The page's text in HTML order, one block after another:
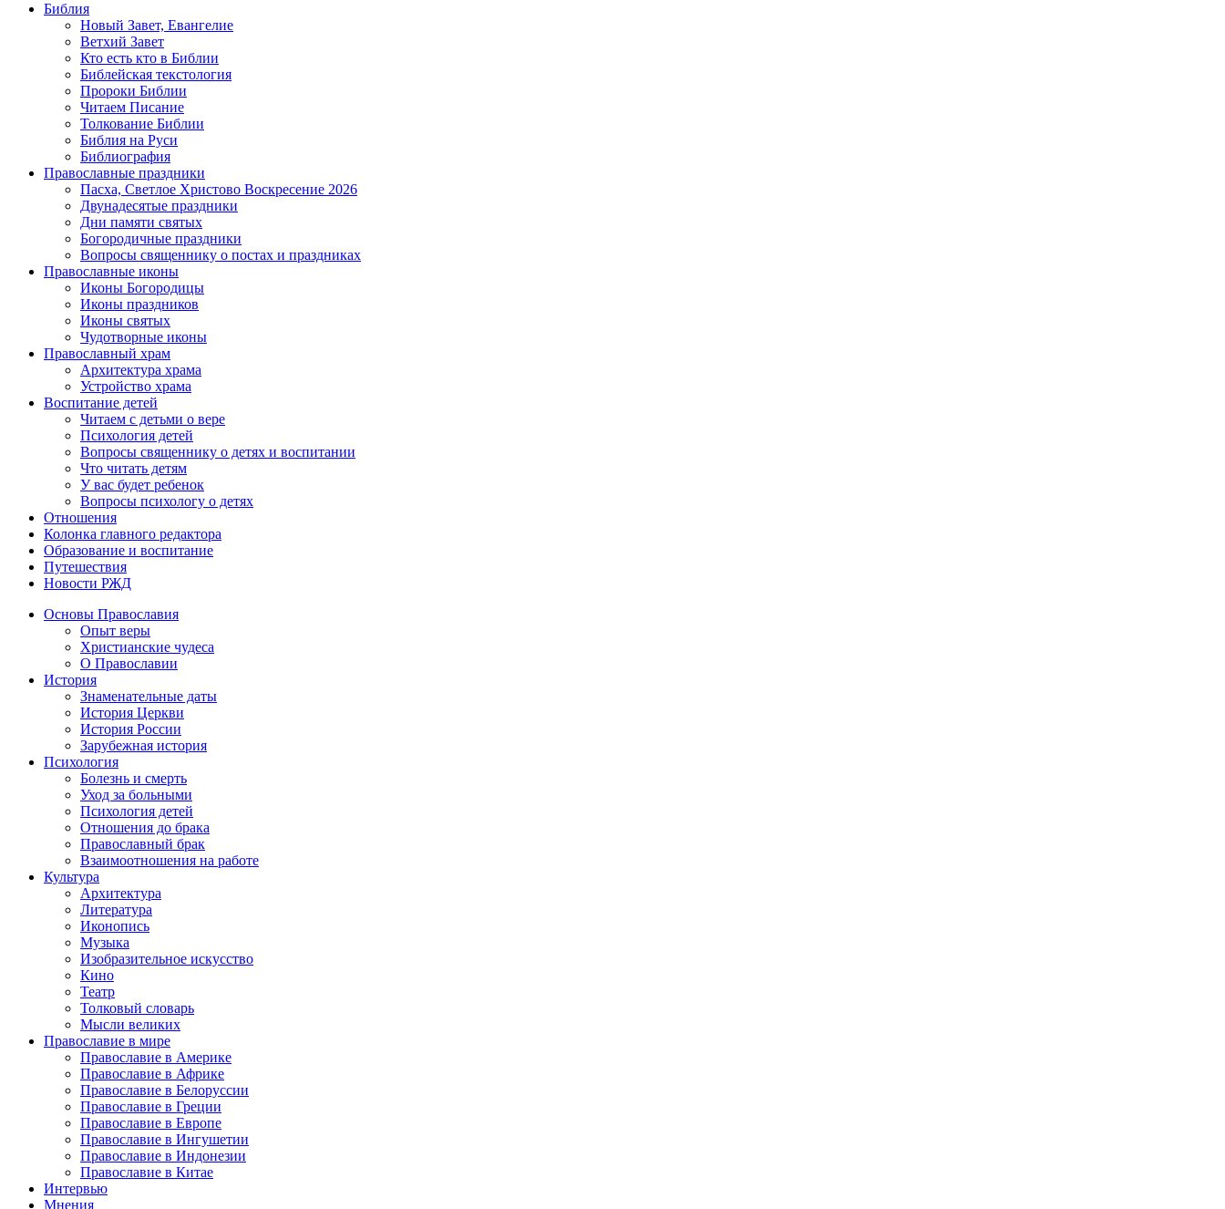
Библия
Новый Завет, Евангелие
Ветхий Завет
Кто есть кто в Библии
Библейская текстология
Пророки Библии
Читаем Писание
Толкование Библии
Библия на Руси
Библиография
Православные праздники
Пасха, Светлое Христово Воскресение 2026
Двунадесятые праздники
Дни памяти святых
Богородичные праздники
Вопросы священнику о постах и праздниках
Православные иконы
Иконы Богородицы
Иконы праздников
Иконы святых
Чудотворные иконы
Православный храм
Архитектура храма
Устройство храма
Воспитание детей
Читаем с детьми о вере
Психология детей
Вопросы священнику о детях и воспитании
Что читать детям
У вас будет ребенок
Вопросы психологу о детях
Отношения
Колонка главного редактора
Образование и воспитание
Путешествия
Новости РЖД
Основы Православия
Опыт веры
Христианские чудеса
О Православии
История
Знаменательные даты
История Церкви
История России
Зарубежная история
Психология
Болезнь и смерть
Уход за больными
Психология детей
Отношения до брака
Православный брак
Взаимоотношения на работе
Культура
Архитектура
Литература
Иконопись
Музыка
Изобразительное искусство
Кино
Театр
Толковый словарь
Мысли великих
Православие в мире
Православие в Америке
Православие в Африке
Православие в Белоруссии
Православие в Греции
Православие в Европе
Православие в Ингушетии
Православие в Индонезии
Православие в Китае
Интервью
Мнения